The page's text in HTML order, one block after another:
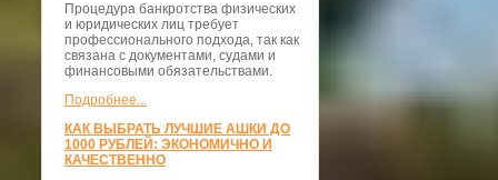
Процедура банкротства физических
и юридических лиц требует
профессионального подхода, так как
связана с документами, судами и
финансовыми обязательствами.
Подробнее...
КАК ВЫБРАТЬ ЛУЧШИЕ АШКИ ДО
1000 РУБЛЕЙ: ЭКОНОМИЧНО И
КАЧЕСТВЕННО